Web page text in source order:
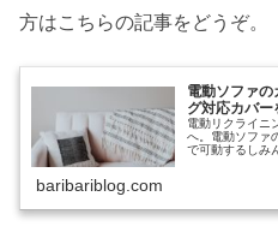
方はこちらの記事をどうぞ。
電動ソファ
グ対応カバー
電動リクライニ
へ。電動ソファ
で可動するしみ
baribariblog.com